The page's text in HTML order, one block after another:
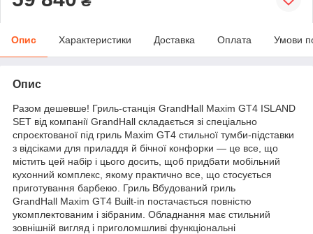
Опис Характеристики Доставка Оплата Умови
Опис
Разом дешевше! Гриль-станція GrandHall Maxim GT4 ISLAND
SET від компанії GrandHall складається зі спеціально
спроєктованої під гриль Maxim GT4 стильної тумби-підставки
з відсіками для приладдя й бічної конфорки — це все, що
містить цей набір і цього досить, щоб придбати мобільний
кухонний комплекс, якому практично все, що стосується
приготування барбекю. Гриль Вбудований гриль
GrandHall Maxim GT4 Built-in постачається повністю
укомплектованим і зібраним. Обладнання має стильний
зовнішній вигляд і приголомшливі функціональні